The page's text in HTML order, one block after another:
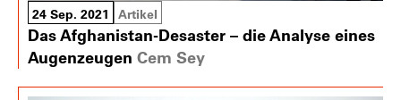
24 Sep. 2021 Artikel
Das Afghanistan-Desaster – die Analyse eines
Augenzeugen Cem Sey